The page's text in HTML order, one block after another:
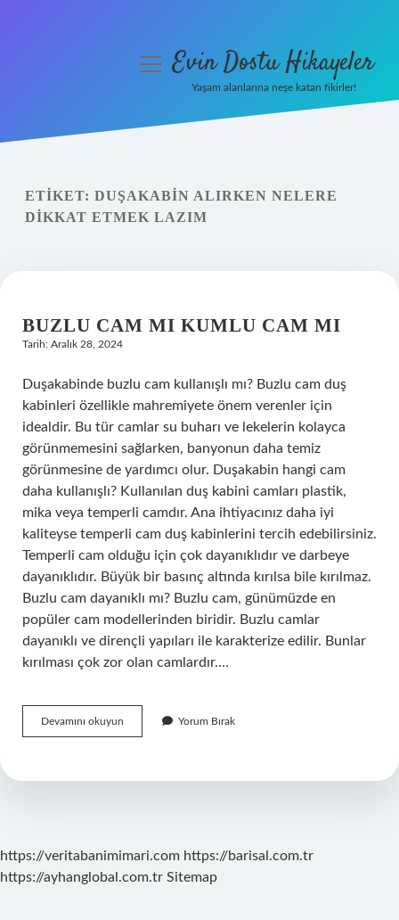
Yasal Uyarı
menüyüEvin Dostu Hikayeler
Yaşam alanlarına neşe katan fikirler!
ETIKET: DUŞAKABIN ALIRKEN NELERE
DIKKAT ETMEK LAZIM
BUZLU CAM MI KUMLU CAM MI
Tarih: Aralık 28, 2024
Duşakabinde buzlu cam kullanışlı mı? Buzlu cam duş
kabinleri özellikle mahremiyete önem verenler için
idealdir. Bu tür camlar su buharı ve lekelerin kolayca
görünmemesini sağlarken, banyonun daha temiz
görünmesine de yardımcı olur. Duşakabin hangi cam
daha kullanışlı? Kullanılan duş kabini camları plastik,
mika veya temperli camdır. Ana ihtiyacınız daha iyi
kaliteyse temperli cam duş kabinlerini tercih edebilirsiniz.
Temperli cam olduğu için çok dayanıklıdır ve darbeye
dayanıklıdır. Büyük bir basınç altında kırılsa bile kırılmaz.
Buzlu cam dayanıklı mı? Buzlu cam, günümüzde en
popüler cam modellerinden biridir. Buzlu camlar
dayanıklı ve dirençli yapıları ile karakterize edilir. Bunlar
kırılması çok zor olan camlardır.…
Devamını okuyun
Cam
Cam
Yorum Bırak
https://veritabanimimari.com https://barisal.com.tr
https://ayhanglobal.com.tr Sitemap